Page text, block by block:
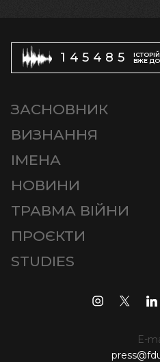
145485
ВЖЕ
ЗАСНОВНИК
ВИЗНАННЯ
ІМЕНА
НОВИНИ
ТРАВМА ВІЙНИ
ПРОЄКТИ
STUDIES
E-